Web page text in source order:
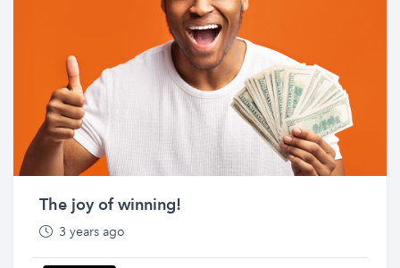
The joy of winning!
3 years ago